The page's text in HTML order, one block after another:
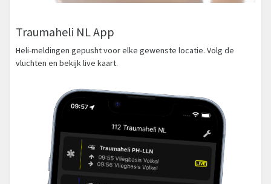
Traumaheli NL App
Heli-meldingen gepusht voor elke gewenste locatie. Volg de
vluchten en bekijk live kaart.